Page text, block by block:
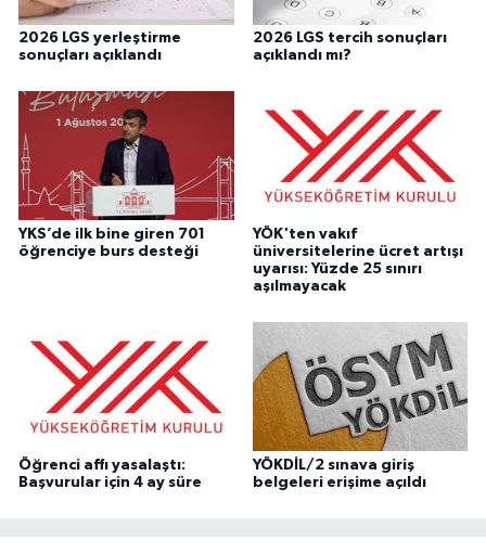
2026 LGS yerleştirme
sonuçları açıklandı
2026 LGS tercih sonuçları
açıklandı mı?
YKS’de ilk bine giren 701
öğrenciye burs desteği
YÖK'ten vakıf
üniversitelerine ücret artışı
uyarısı: Yüzde 25 sınırı
aşılmayacak
Öğrenci affı yasalaştı:
Başvurular için 4 ay süre
YÖKDİL/2 sınava giriş
belgeleri erişime açıldı